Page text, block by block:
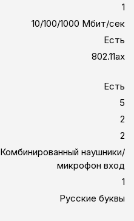
1
10/100/1000 Мбит/сек
Есть
802.11ax
Есть
5
2
2
Комбинированный наушники/
микрофон вход
1
Русские буквы